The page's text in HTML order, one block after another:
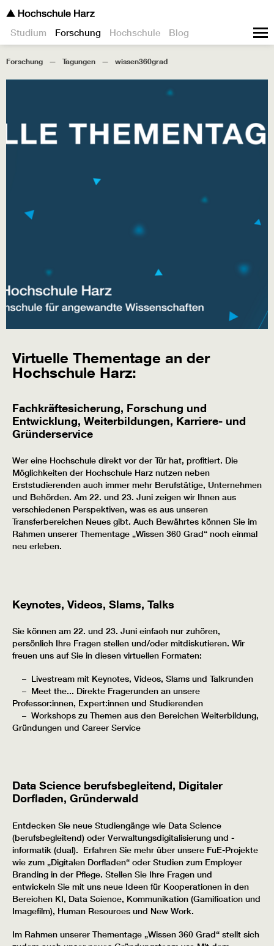
Studium Forschung Hochschule Blog
Forschung Tagungen wissen360grad
Virtuelle Thementage an der
Hochschule Harz:
Fachkräftesicherung, Forschung und
Entwicklung, Weiterbildungen, Karriere- und
Gründerservice
Wer eine Hochschule direkt vor der Tür hat, profitiert. Die
Möglichkeiten der Hochschule Harz nutzen neben
Erststudierenden auch immer mehr Berufstätige, Unternehmen
und Behörden. Am 22. und 23. Juni zeigen wir Ihnen aus
verschiedenen Perspektiven, was es aus unseren
Transferbereichen Neues gibt. Auch Bewährtes können Sie im
Rahmen unserer Thementage „Wissen 360 Grad“ noch einmal
neu erleben.
Keynotes, Videos, Slams, Talks
Sie können am 22. und 23. Juni einfach nur zuhören,
persönlich Ihre Fragen stellen und/oder mitdiskutieren. Wir
freuen uns auf Sie in diesen virtuellen Formaten:
– Livestream mit Keynotes, Videos, Slams und Talkrunden
– Meet the... Direkte Fragerunden an unsere
Professor:innen, Expert:innen und Studierenden
– Workshops zu Themen aus den Bereichen Weiterbildung,
Gründungen und Career Service
Data Science berufsbegleitend, Digitaler
Dorfladen, Gründerwald
Entdecken Sie neue Studiengänge wie Data Science
(berufsbegleitend) oder Verwaltungsdigitalisierung und -
informatik (dual). Erfahren Sie mehr über unsere FuE-Projekte
wie zum „Digitalen Dorfladen“ oder Studien zum Employer
Branding in der Pflege. Stellen Sie Ihre Fragen und
entwickeln Sie mit uns neue Ideen für Kooperationen in den
Bereichen KI, Data Science, Kommunikation (Gamification und
Imagefilm), Human Resources und New Work.
Im Rahmen unserer Thementage „Wissen 360 Grad“ stellt sich